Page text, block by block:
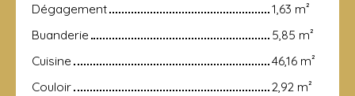
Dégagement
1,63 m²
Buanderie
5,85 m²
Cuisine
46,16 m²
Couloir
2,92 m²